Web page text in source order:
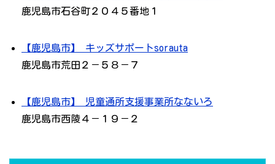
鹿児島市石谷町２０４５番地１
【鹿児島市】 キッズサポートsorauta
鹿児島市荒田２－５８－７
【鹿児島市】 児童通所支援事業所なないろ
鹿児島市西陵４－１９－２